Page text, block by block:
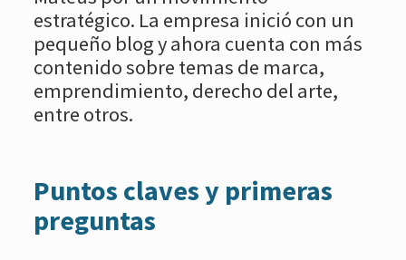
estratégico. La empresa inició con un
pequeño blog y ahora cuenta con más
contenido sobre temas de marca,
emprendimiento, derecho del arte,
entre otros.
Puntos claves y primeras
preguntas